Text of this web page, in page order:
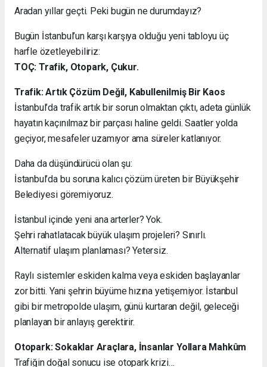
Aradan yıllar geçti. Peki bugün ne durumdayız?
Bugün İstanbul’un karşı karşıya olduğu yeni tabloyu üç
harfle özetleyebiliriz:
TOÇ: Trafik, Otopark, Çukur.
Trafik: Artık Çözüm Değil, Kabullenilmiş Bir Kaos
İstanbul’da trafik artık bir sorun olmaktan çıktı, adeta günlük
hayatın kaçınılmaz bir parçası haline geldi. Saatler yolda
geçiyor, mesafeler uzamıyor ama süreler katlanıyor.
Daha da düşündürücü olan şu:
İstanbul’da bu soruna kalıcı çözüm üreten bir Büyükşehir
Belediyesi göremiyoruz.
İstanbul içinde yeni ana arterler? Yok.
Şehri rahatlatacak büyük ulaşım projeleri? Sınırlı.
Alternatif ulaşım planlaması? Yetersiz.
Raylı sistemler eskiden kalma veya eskiden başlayanlar
zor bitti. Yani şehrin büyüme hızına yetişemiyor. İstanbul
gibi bir metropolde ulaşım, günü kurtaran değil, geleceği
planlayan bir anlayış gerektirir.
Otopark: Sokaklar Araçlara, İnsanlar Yollara Mahkûm
Trafiğin doğal sonucu ise otopark krizi…